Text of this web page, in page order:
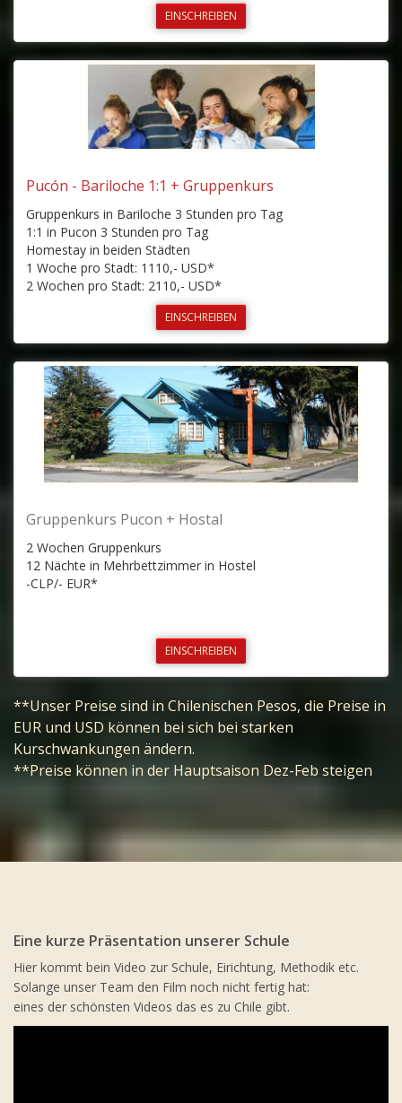
EINSCHREIBEN
Pucón - Bariloche 1:1 + Gruppenkurs
Gruppenkurs in Bariloche 3 Stunden pro Tag
1:1 in Pucon 3 Stunden pro Tag
Homestay in beiden Städten
1 Woche pro Stadt: 1110,- USD*
2 Wochen pro Stadt: 2110,- USD*
EINSCHREIBEN
Gruppenkurs Pucon + Hostal
2 Wochen Gruppenkurs
12 Nächte in Mehrbettzimmer in Hostel
-CLP/- EUR*
EINSCHREIBEN
**Unser Preise sind in Chilenischen Pesos, die Preise in
EUR und USD können bei sich bei starken
Kurschwankungen ändern.
**Preise können in der Hauptsaison Dez-Feb steigen
Eine kurze Präsentation unserer Schule
Hier kommt bein Video zur Schule, Eirichtung, Methodik etc.
Solange unser Team den Film noch nicht fertig hat:
eines der schönsten Videos das es zu Chile gibt.